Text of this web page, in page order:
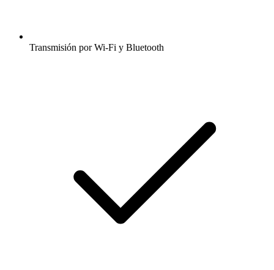
Transmisión por Wi-Fi y Bluetooth